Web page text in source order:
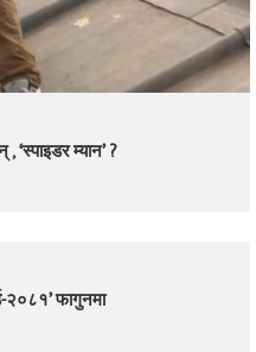
‘स्पाइडर म्यान’ ?
२०८१’ फागुनमा